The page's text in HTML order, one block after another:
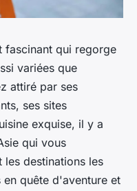
fascinant qui regorge
variées que
attiré par ses
ses sites
exquise, il y a
qui vous
les destinations les
quête d'aventure et